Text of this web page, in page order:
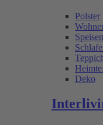
Polster
Speisen
Deko